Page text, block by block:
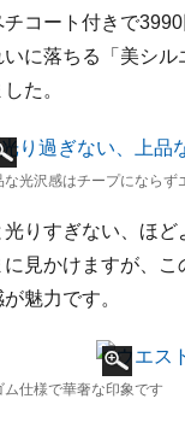
チコート付きで
に落ちる「美シ
た。
光沢感はチープにならず
光りすぎない、ほ
見かけますが、
魅力です。
仕様で華奢な印象です